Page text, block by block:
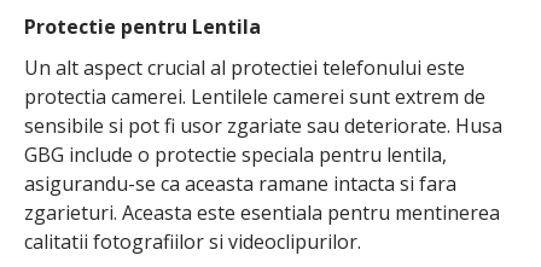
Protectie pentru Lentila
Un alt aspect crucial al protectiei telefonului este
protectia camerei. Lentilele camerei sunt extrem de
sensibile si pot fi usor zgariate sau deteriorate. Husa
GBG include o protectie speciala pentru lentila,
asigurandu-se ca aceasta ramane intacta si fara
zgarieturi. Aceasta este esentiala pentru mentinerea
calitatii fotografiilor si videoclipurilor.